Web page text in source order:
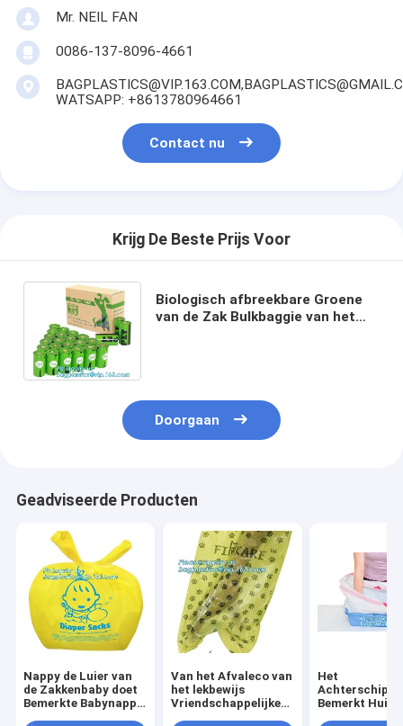
Mr. NEIL FAN
0086-137-8096-4661
WATSAPP: +8613780964661
Contact nu
Krijg De Beste Prijs Voor
Biologisch afbreekbare Groene
van de Zak Bulkbaggie van het
Doorgaan
Geadviseerde Producten
Nappy de Luier van
de Zakkenbaby doet
Bemerkte Babynappy
Van het Afvaleco van
het lekbewijs
Vriendschappelijke
Het
Bemerkt